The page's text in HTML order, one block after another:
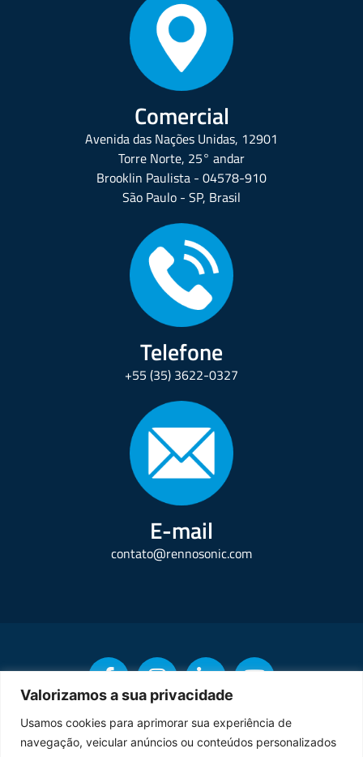
Valorizamos a sua privacidade
Usamos cookies para aprimorar sua experiência de
navegação, veicular anúncios ou conteúdos personalizados
Comercial
Avenida das Nações Unidas, 12901
Torre Norte, 25° andar
Brooklin Paulista - 04578-910
São Paulo - SP, Brasil
Telefone
+55 (35) 3622-0327
E-mail
contato@rennosonic.com